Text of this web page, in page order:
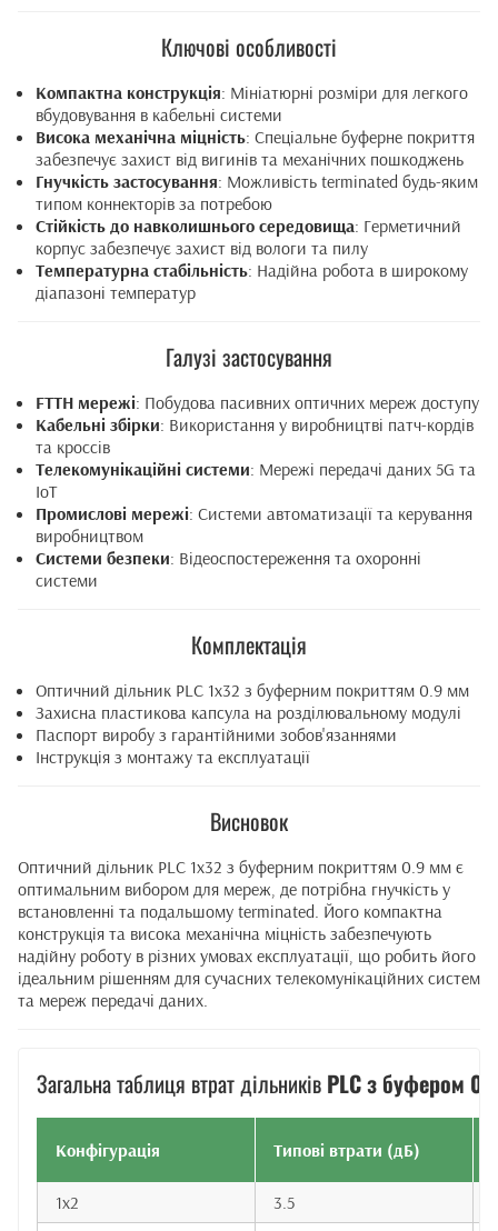
Ключові особливості
Компактна конструкція: Мініатюрні розміри для легкого
вбудовування в кабельні системи
Висока механічна міцність: Спеціальне буферне покриття
забезпечує захист від вигинів та механічних пошкоджень
Гнучкість застосування: Можливість terminated будь-яким
типом коннекторів за потребою
Стійкість до навколишнього середовища: Герметичний
корпус забезпечує захист від вологи та пилу
Температурна стабільність: Надійна робота в широкому
діапазоні температур
Галузі застосування
FTTH мережі: Побудова пасивних оптичних мереж доступу
Кабельні збірки: Використання у виробництві патч-кордів
та кроссів
Телекомунікаційні системи: Мережі передачі даних 5G та
IoT
Промислові мережі: Системи автоматизації та керування
виробництвом
Системи безпеки: Відеоспостереження та охоронні
системи
Комплектація
Оптичний дільник PLC 1x32 з буферним покриттям 0.9 мм
Захисна пластикова капсула на розділювальному модулі
Паспорт виробу з гарантійними зобов'язаннями
Інструкція з монтажу та експлуатації
Висновок
Оптичний дільник PLC 1x32 з буферним покриттям 0.9 мм є
оптимальним вибором для мереж, де потрібна гнучкість у
встановленні та подальшому terminated. Його компактна
конструкція та висока механічна міцність забезпечують
надійну роботу в різних умовах експлуатації, що робить його
ідеальним рішенням для сучасних телекомунікаційних систем
та мереж передачі даних.
Загальна таблиця втрат дільників PLC з буфером
Конфігурація Типові втрати (дБ)
1x2
3.5